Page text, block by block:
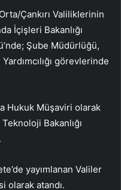
Çankırı Valiliklerinin
İçişleri Bakanlığı
Şube Müdürlüğü,
görevlerinde
Hukuk Müşaviri olarak
Bakanlığı
yayımlanan Valiler
olarak atandı.